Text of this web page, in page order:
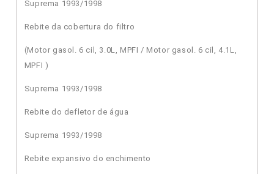
Suprema 1993/1998
Rebite da cobertura do filtro
(Motor gasol. 6 cil, 3.0L, MPFI / Motor gasol. 6 cil, 4.1L,
MPFI )
Suprema 1993/1998
Rebite do defletor de água
Suprema 1993/1998
Rebite expansivo do enchimento